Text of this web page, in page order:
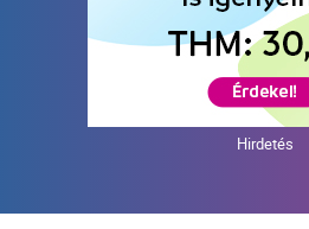
Hirdetés